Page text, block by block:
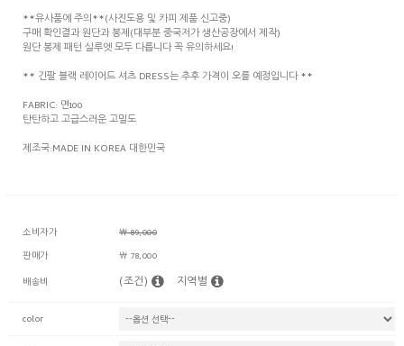
**유사품에 주의**(사진도용 및 카피 제품 신고중)
구매 확인결과 원단과 봉제(대부분 중국저가 생산공장에서 제작)
원단 봉제 패턴 실루엣 모두 다릅니다 꼭 유의하세요!
** 긴팔 블랙 레이어드 셔츠 DRESS는 추후 가격이 오를 예정입니다 **
FABRIC: 면100
탄탄하고 고급스러운 고밀도
제조국:MADE IN KOREA 대한민국
소비자가
￦ 89,000
판매가
￦ 78,000
배송비
(조건) 지역별
color